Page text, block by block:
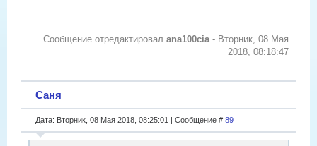
Сообщение отредактировал ana100cia- Вторник, 08 Мая
2018, 08:18:47
Саня
Дата: Вторник, 08 Мая 2018, 08:25:01 | Сообщение # 89